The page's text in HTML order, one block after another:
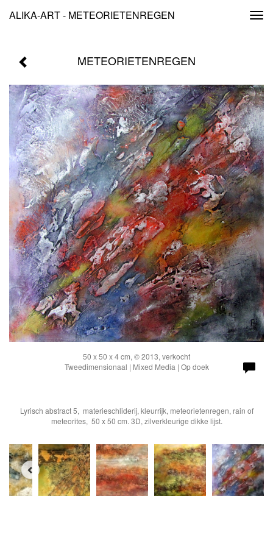
ALIKA-ART - METEORIETENREGEN
METEORIETENREGEN
50 x 50 x 4 cm, © 2013, verkocht
Tweedimensionaal | Mixed Media | Op doek
Lyrisch abstract 5, materieschliderij, kleurrijk, meteorietenregen, rain of
meteorites, 50 x 50 cm. 3D, zilverkleurige dikke lijst.